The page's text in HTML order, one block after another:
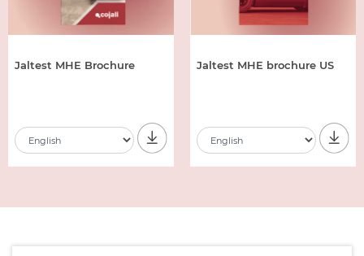
Jaltest MHE Brochure Jaltest MHE brochure US